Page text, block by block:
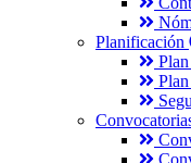
Planificación